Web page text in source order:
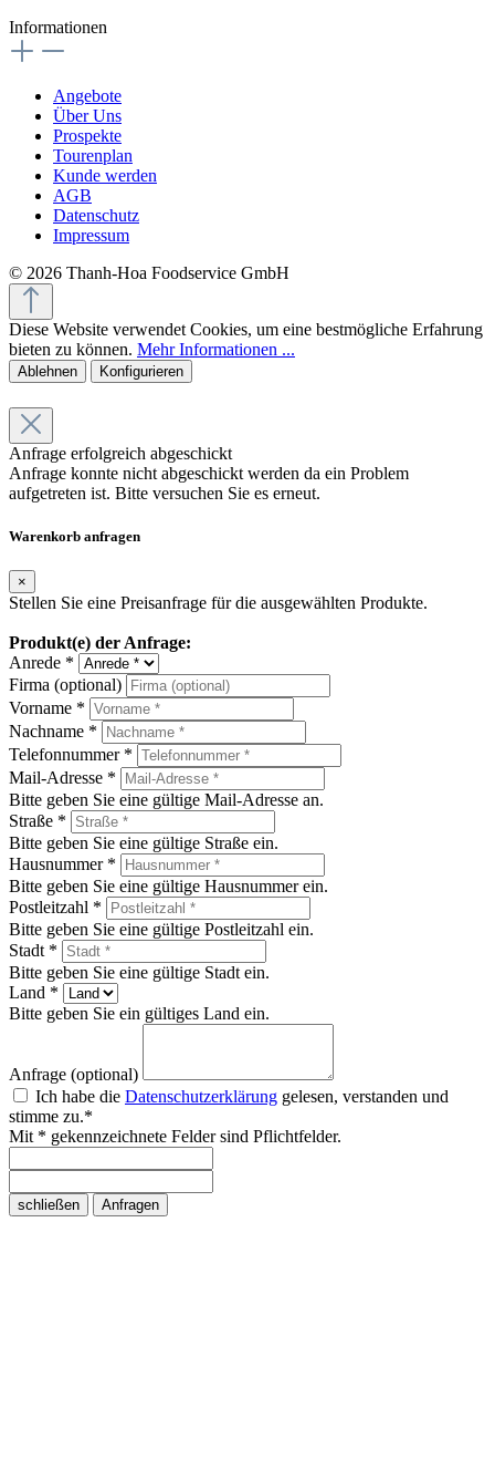
Informationen
Angebote
Über Uns
Prospekte
Tourenplan
Kunde werden
AGB
Datenschutz
Impressum
© 2026 Thanh-Hoa Foodservice GmbH
Diese Website verwendet Cookies, um eine bestmögliche Erfahrung
bieten zu können. Mehr Informationen ...
Ablehnen Konfigurieren
Anfrage erfolgreich abgeschickt
Anfrage konnte nicht abgeschickt werden da ein Problem
aufgetreten ist. Bitte versuchen Sie es erneut.
Warenkorb anfragen
×
Stellen Sie eine Preisanfrage für die ausgewählten Produkte.
Produkt(e) der Anfrage:
Anrede *
Firma (optional)
Vorname *
Nachname *
Telefonnummer *
Mail-Adresse *
Bitte geben Sie eine gültige Mail-Adresse an.
Straße *
Bitte geben Sie eine gültige Straße ein.
Hausnummer *
Bitte geben Sie eine gültige Hausnummer ein.
Postleitzahl *
Bitte geben Sie eine gültige Postleitzahl ein.
Stadt *
Bitte geben Sie eine gültige Stadt ein.
Land *
Bitte geben Sie ein gültiges Land ein.
Anfrage (optional)
Ich habe die Datenschutzerklärung gelesen, verstanden und
stimme zu.*
Mit * gekennzeichnete Felder sind Pflichtfelder.
schließen Anfragen